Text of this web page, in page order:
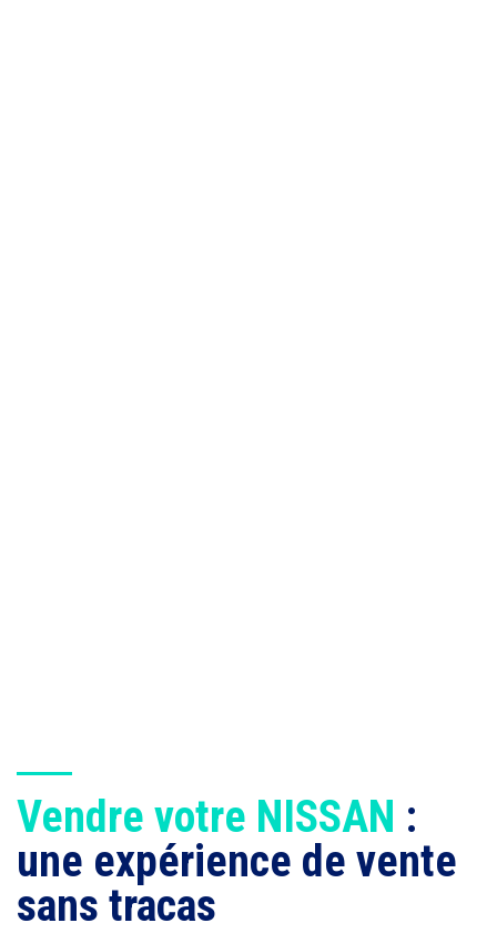
Vendre votre NISSAN :
une expérience de vente
sans tracas